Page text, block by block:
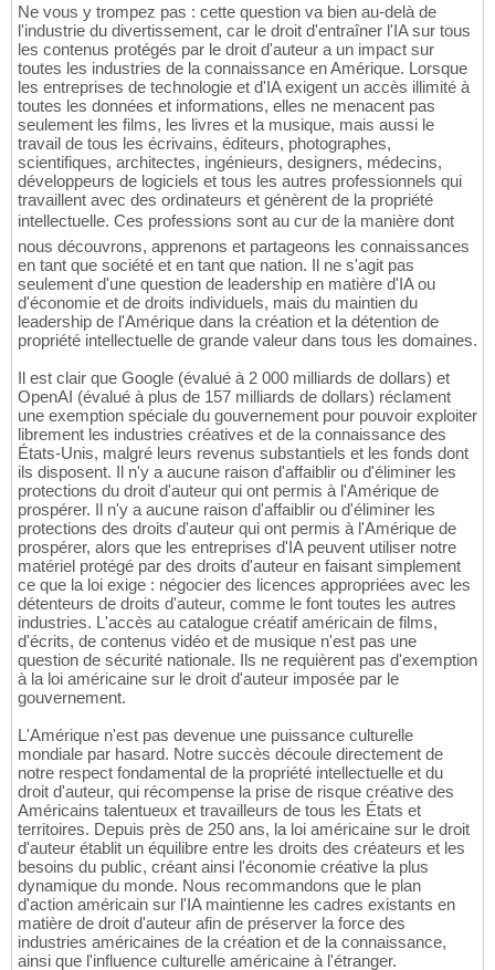
Ne vous y trompez pas : cette question va bien au-delà de
l'industrie du divertissement, car le droit d'entraîner l'IA sur tous
les contenus protégés par le droit d'auteur a un impact sur
toutes les industries de la connaissance en Amérique. Lorsque
les entreprises de technologie et d'IA exigent un accès illimité à
toutes les données et informations, elles ne menacent pas
seulement les films, les livres et la musique, mais aussi le
travail de tous les écrivains, éditeurs, photographes,
scientifiques, architectes, ingénieurs, designers, médecins,
développeurs de logiciels et tous les autres professionnels qui
travaillent avec des ordinateurs et génèrent de la propriété
intellectuelle. Ces professions sont au cur de la manière dont
nous découvrons, apprenons et partageons les connaissances
en tant que société et en tant que nation. Il ne s'agit pas
seulement d'une question de leadership en matière d'IA ou
d'économie et de droits individuels, mais du maintien du
leadership de l'Amérique dans la création et la détention de
propriété intellectuelle de grande valeur dans tous les domaines.
Il est clair que Google (évalué à 2 000 milliards de dollars) et
OpenAI (évalué à plus de 157 milliards de dollars) réclament
une exemption spéciale du gouvernement pour pouvoir exploiter
librement les industries créatives et de la connaissance des
États-Unis, malgré leurs revenus substantiels et les fonds dont
ils disposent. Il n'y a aucune raison d'affaiblir ou d'éliminer les
protections du droit d'auteur qui ont permis à l'Amérique de
prospérer. Il n'y a aucune raison d'affaiblir ou d'éliminer les
protections des droits d'auteur qui ont permis à l'Amérique de
prospérer, alors que les entreprises d'IA peuvent utiliser notre
matériel protégé par des droits d'auteur en faisant simplement
ce que la loi exige : négocier des licences appropriées avec les
détenteurs de droits d'auteur, comme le font toutes les autres
industries. L'accès au catalogue créatif américain de films,
d'écrits, de contenus vidéo et de musique n'est pas une
question de sécurité nationale. Ils ne requièrent pas d'exemption
à la loi américaine sur le droit d'auteur imposée par le
gouvernement.
L'Amérique n'est pas devenue une puissance culturelle
mondiale par hasard. Notre succès découle directement de
notre respect fondamental de la propriété intellectuelle et du
droit d'auteur, qui récompense la prise de risque créative des
Américains talentueux et travailleurs de tous les États et
territoires. Depuis près de 250 ans, la loi américaine sur le droit
d'auteur établit un équilibre entre les droits des créateurs et les
besoins du public, créant ainsi l'économie créative la plus
dynamique du monde. Nous recommandons que le plan
d'action américain sur l'IA maintienne les cadres existants en
matière de droit d'auteur afin de préserver la force des
industries américaines de la création et de la connaissance,
ainsi que l'influence culturelle américaine à l'étranger.